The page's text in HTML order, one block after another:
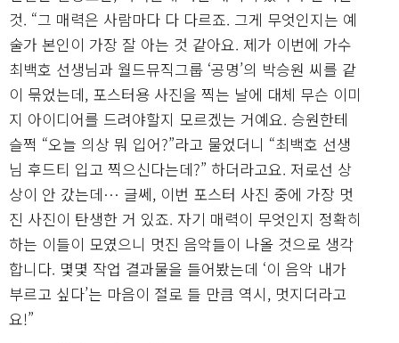
것. “그 매력은 사람마다 다 다르죠. 그게 무엇인지는 예
술가 본인이 가장 잘 아는 것 같아요. 제가 이번에 가수
최백호 선생님과 월드뮤직그룹 ‘공명’의 박승원 씨를 같
이 묶었는데, 포스터용 사진을 찍는 날에 대체 무슨 이미
지 아이디어를 드려야할지 모르겠는 거예요. 승원한테
슬쩍 “오늘 의상 뭐 입어?”라고 물었더니 “최백호 선생
님 후드티 입고 찍으신다는데?” 하더라고요. 저로선 상
상이 안 갔는데… 글쎄, 이번 포스터 사진 중에 가장 멋
진 사진이 탄생한 거 있죠. 자기 매력이 무엇인지 정확히
하는 이들이 모였으니 멋진 음악들이 나올 것으로 생각
합니다. 몇몇 작업 결과물을 들어봤는데 ‘이 음악 내가
부르고 싶다’는 마음이 절로 들 만큼 역시, 멋지더라고
요!”